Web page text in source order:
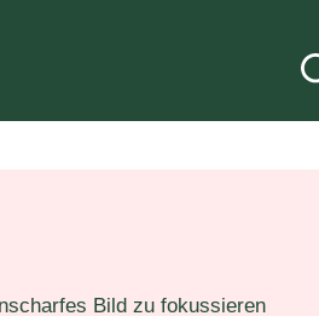
Bild zu fokussieren